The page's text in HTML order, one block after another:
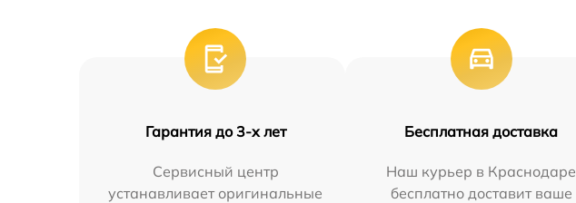
Гарантия до 3-х лет
Сервисный центр
устанавливает оригинальные
Бесплатная доставка
Наш курьер в Краснодаре
бесплатно доставит ваше